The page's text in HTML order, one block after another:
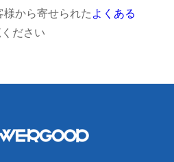
から寄せられた よくある
ださい